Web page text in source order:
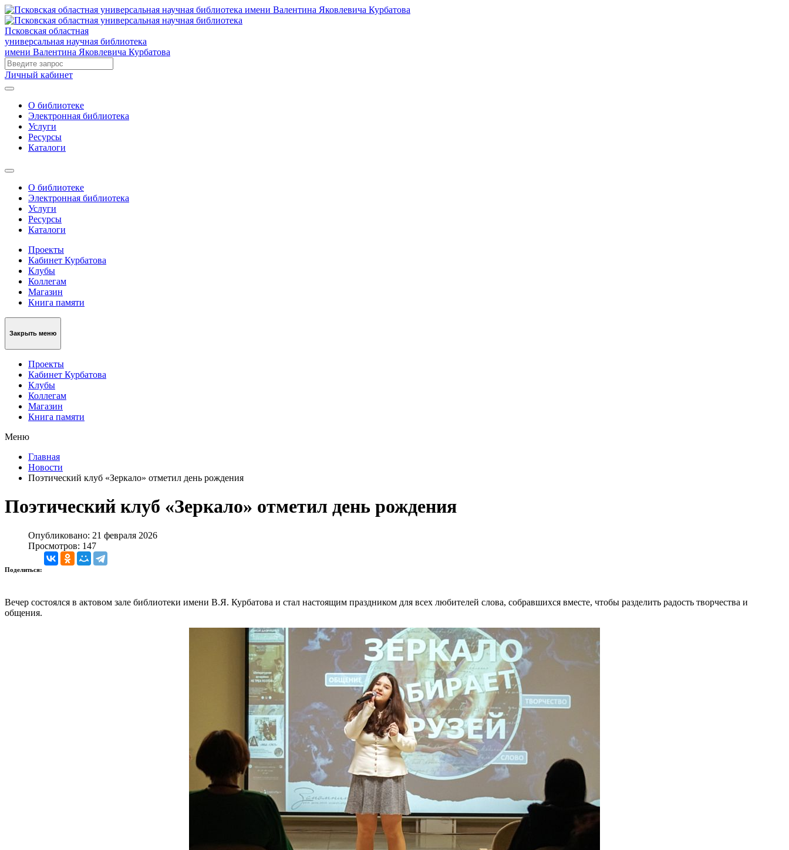
Псковская областная
универсальная научная библиотека
имени Валентина Яковлевича Курбатова
Личный кабинет
О библиотеке
Электронная библиотека
Услуги
Ресурсы
Каталоги
О библиотеке
Электронная библиотека
Услуги
Ресурсы
Каталоги
Проекты
Кабинет Курбатова
Клубы
Коллегам
Магазин
Книга памяти
Закрыть меню
Проекты
Кабинет Курбатова
Клубы
Коллегам
Магазин
Книга памяти
Меню
Главная
Новости
Поэтический клуб «Зеркало» отметил день рождения
Поэтический клуб «Зеркало» отметил день рождения
Опубликовано: 21 февраля 2026
Просмотров: 147
Поделиться:
Вечер состоялся в актовом зале библиотеки имени В.Я. Курбатова и стал настоящим праздником для всех любителей слова, собравшихся вместе, чтобы разделить радость творчества и
общения.